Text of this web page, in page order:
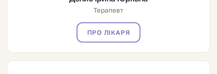
Терапевт
ПРО ЛІКАРЯ